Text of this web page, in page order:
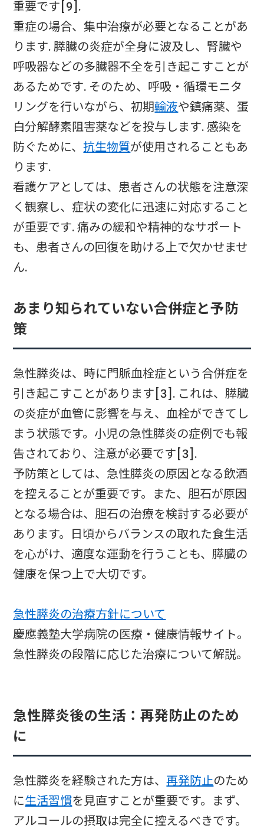
重要です[9].
重症の場合、集中治療が必要となることがあ
ります. 膵臓の炎症が全身に波及し、腎臓や
呼吸器などの多臓器不全を引き起こすことが
あるためです. そのため、呼吸・循環モニタ
リングを行いながら、初期輸液や鎮痛薬、蛋
白分解酵素阻害薬などを投与します. 感染を
防ぐために、抗生物質が使用されることもあ
ります.
看護ケアとしては、患者さんの状態を注意深
く観察し、症状の変化に迅速に対応すること
が重要です. 痛みの緩和や精神的なサポート
も、患者さんの回復を助ける上で欠かせませ
ん.
あまり知られていない合併症と予防
策
急性膵炎は、時に門脈血栓症という合併症を
引き起こすことがあります[3]. これは、膵臓
の炎症が血管に影響を与え、血栓ができてし
まう状態です。小児の急性膵炎の症例でも報
告されており、注意が必要です[3].
予防策としては、急性膵炎の原因となる飲酒
を控えることが重要です。また、胆石が原因
となる場合は、胆石の治療を検討する必要が
あります。日頃からバランスの取れた食生活
を心がけ、適度な運動を行うことも、膵臓の
健康を保つ上で大切です。
急性膵炎の治療方針について
慶應義塾大学病院の医療・健康情報サイト。
急性膵炎の段階に応じた治療について解説。
急性膵炎後の生活：再発防止のため
に
急性膵炎を経験された方は、再発防止のため
に生活習慣を見直すことが重要です。まず、
アルコールの摂取は完全に控えるべきです。